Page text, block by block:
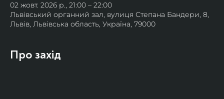
02 жовт. 2026 р., 21:00 – 22:00
Львівський органний зал, вулиця Степана Бандери, 8,
Львів, Львівська область, Україна, 79000
Про захід